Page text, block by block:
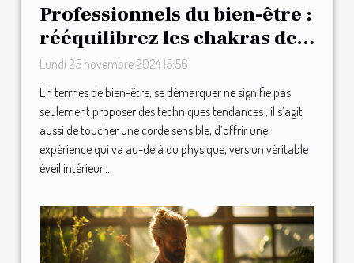
Professionnels du bien-être :
rééquilibrez les chakras de
vos clients avec une
formation au massage
intuitif !
Lundi 25 novembre 2024 15:56
En termes de bien-être, se démarquer ne signifie pas
seulement proposer des techniques tendances ; il s’agit
aussi de toucher une corde sensible, d’offrir une
expérience qui va au-delà du physique, vers un véritable
éveil intérieur....